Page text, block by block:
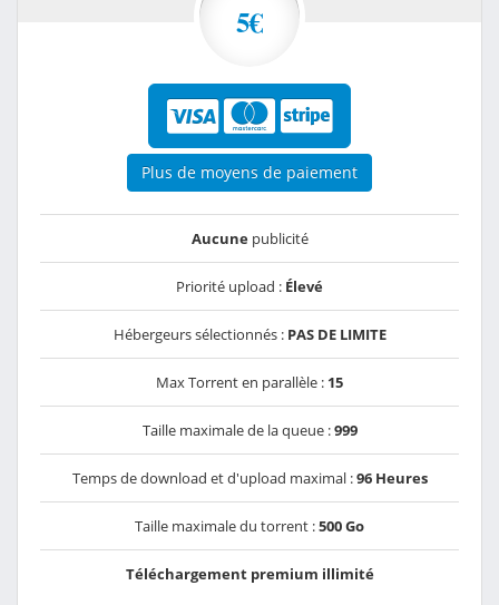
5€
Plus de moyens de paiement
Aucunepublicité
Priorité upload : Élevé
Hébergeurs sélectionnés : PAS DE LIMITE
Max Torrent en parallèle : 15
Taille maximale de la queue :999
Temps de download et d'upload maximal :96 Heures
Taille maximale du torrent :500 Go
Téléchargement premium illimité